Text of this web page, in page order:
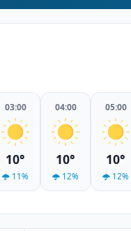
03:00
10°
11%
04:00
10°
12%
05:00
10°
12%